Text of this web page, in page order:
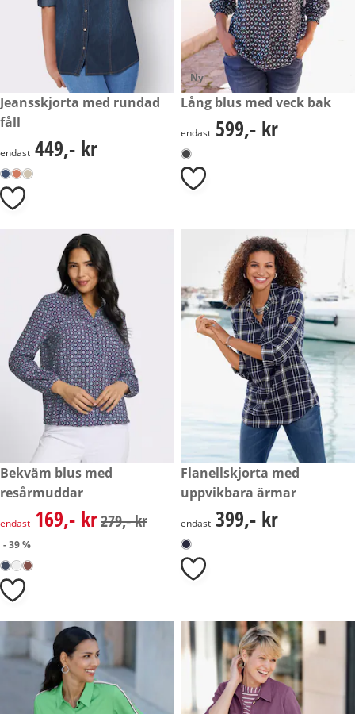
449,- kr
Jeansskjorta med rundad
fåll
449,- kr
endast 449,- kr
Ny
599,- kr
Lång blus med veck bak
599,- kr
endast 599,- kr
rabatterat pris: 169,- kr, tidigare pris: 279,- kr
- 39 %
Bekväm blus med
resårmuddar
rabatterat pris: 169,- kr, tidigare pris: 279,- kr
endast 169,- kr279,- kr
- 39 %
399,- kr
Flanellskjorta med
uppvikbara ärmar
399,- kr
endast 399,- kr